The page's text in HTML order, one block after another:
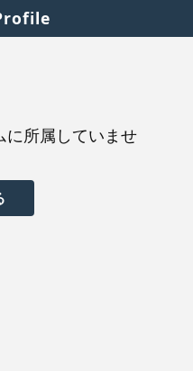
に所属していませ